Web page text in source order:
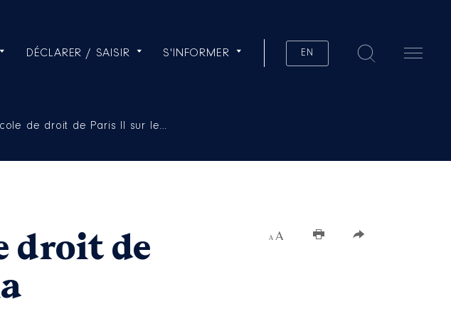
DÉCLARER / SAISIR S'INFORMER EN
de droit de Paris II sur le…
droit de